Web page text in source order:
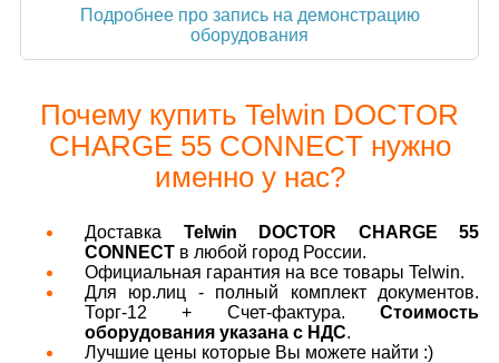
Подробнее про запись на демонстрацию
оборудования
Почему купить Telwin DOCTOR
CHARGE 55 CONNECT нужно
именно у нас?
Доставка Telwin DOCTOR CHARGE 55
CONNECT в любой город России.
Официальная гарантия на все товары Telwin.
Для юр.лиц - полный комплект документов.
Торг-12 + Счет-фактура. Стоимость
оборудования указана с НДС.
Лучшие цены которые Вы можете найти :)